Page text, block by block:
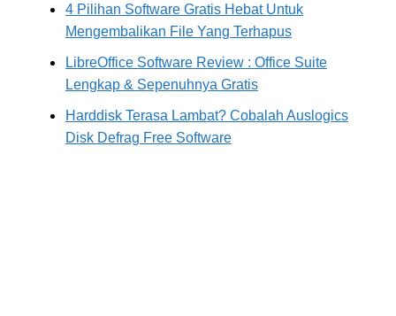
4 Pilihan Software Gratis Hebat Untuk
Mengembalikan File Yang Terhapus
LibreOffice Software Review : Office Suite
Lengkap & Sepenuhnya Gratis
Harddisk Terasa Lambat? Cobalah Auslogics
Disk Defrag Free Software